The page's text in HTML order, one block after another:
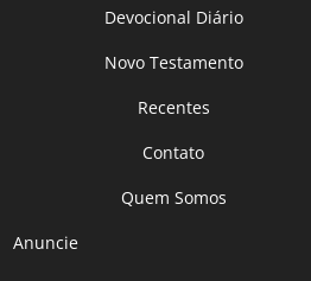
Devocional Diário
Novo Testamento
Recentes
Contato
Quem Somos
Anuncie